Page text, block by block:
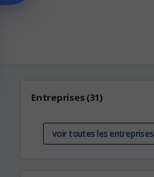
Entreprises (31)
voir toutes les entreprises